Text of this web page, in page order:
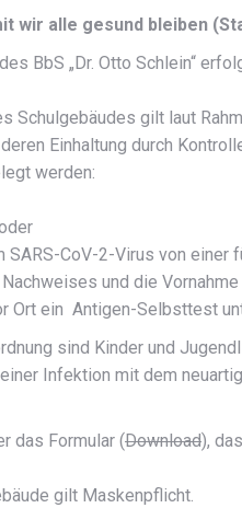
wir alle gesund bleiben
BbS „Dr. Otto Schlein“
Schulgebäudes gilt laut
Einhaltung durch
werden:
CoV-2-Virus von einer
und die
Ort ein Antigen-Selbsttest
sind Kinder und
Infektion mit dem
das Formular (Download),
gilt Maskenpflicht.